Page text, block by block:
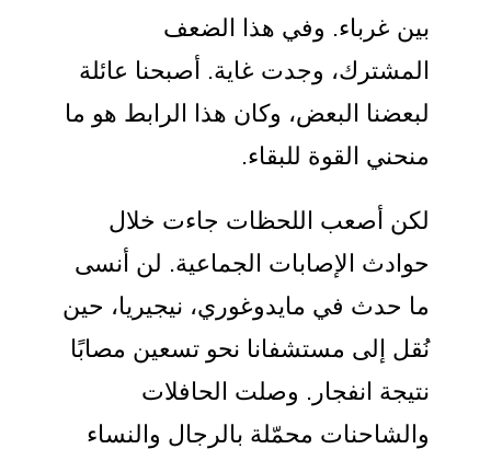
بين غرباء. وفي هذا الضعف
المشترك، وجدت غاية. أصبحنا عائلة
لبعضنا البعض، وكان هذا الرابط هو ما
منحني القوة للبقاء.
لكن أصعب اللحظات جاءت خلال
حوادث الإصابات الجماعية. لن أنسى
ما حدث في مايدوغوري، نيجيريا، حين
نُقل إلى مستشفانا نحو تسعين مصابًا
نتيجة انفجار. وصلت الحافلات
والشاحنات محمّلة بالرجال والنساء